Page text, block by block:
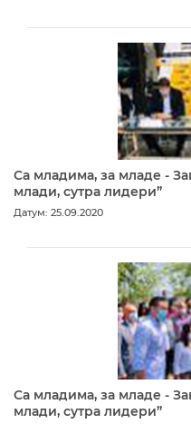
Са младима, за младе -
млади, сутра лидери”
Датум: 25.09.2020
Са младима, за младе -
млади, сутра лидери”